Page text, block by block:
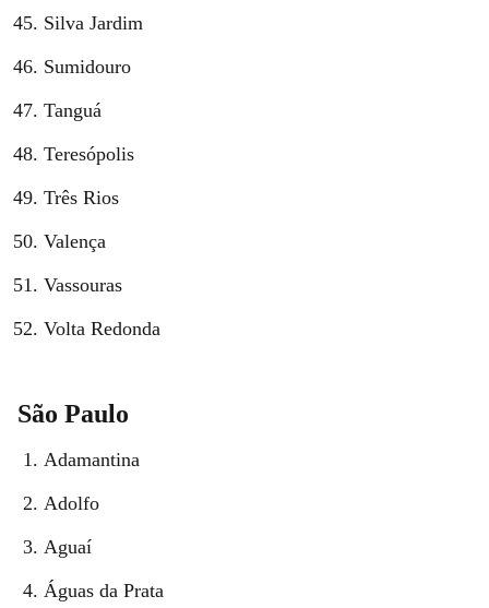
Silva Jardim
Sumidouro
Tanguá
Teresópolis
Três Rios
Valença
Vassouras
Volta Redonda
São Paulo
Adamantina
Adolfo
Aguaí
Águas da Prata